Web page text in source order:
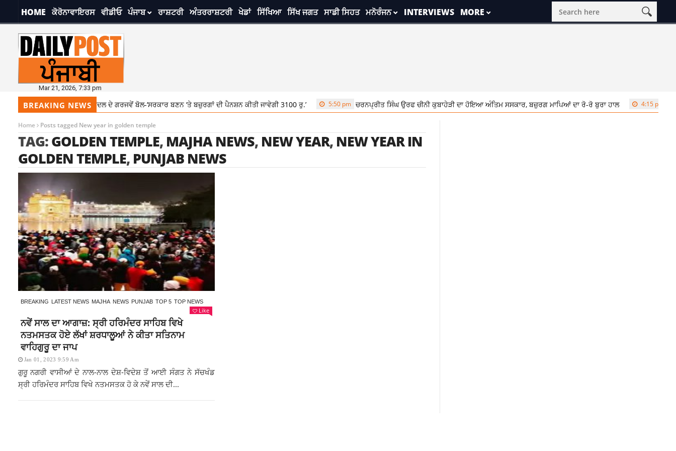
HOME ਕੋਰੋਨਾਵਾਇਰਸ ਵੀਡੀਓ ਪੰਜਾਬ ਰਾਸ਼ਟਰੀ ਅੰਤਰਰਾਸ਼ਟਰੀ ਖੇਡਾਂ ਸਿੱਖਿਆ ਸਿੱਖ ਜਗਤ ਸਾਡੀ ਸਿਹਤ ਮਨੋਰੰਜਨ INTERVIEWS MORE
Mar 21, 2026, 7:33 pm
BREAKING NEWS
‘ਪੰਜਾਬ ਬਚਾਓ’ ਰੈਲੀ ‘ਚ ਸੁਖਬੀਰ ਬਾਦਲ ਦੇ ਗਰਜਵੇਂ ਬੋਲ-‘ਸਰਕਾਰ ਬਣਨ ‘ਤੇ ਬਜ਼ੁਰਗਾਂ ਦੀ ਪੈਨਸ਼ਨ ਕੀਤੀ ਜਾਵੇਗੀ 3100 ਰੁ.’ 5:50 pm ਚਰਨਪ੍ਰੀਤ ਸਿੰਘ ਉਰਫ ਚੀਨੀ ਕੁਬਾਹੇੜੀ ਦਾ ਹੋਇਆ ਅੰਤਿਮ ਸਸਕਾਰ, ਬਜ਼ੁਰਗ ਮਾਪਿਆਂ ਦਾ ਰੋ-ਰੋ ਬੁਰਾ ਹਾਲ 4:15 pm
Home Posts tagged New year in golden temple
TAG:GOLDEN TEMPLE, MAJHA NEWS, NEW YEAR, NEW YEAR IN
GOLDEN TEMPLE, PUNJAB NEWS
BREAKING LATEST NEWS MAJHA NEWS PUNJAB TOP 5 TOP NEWS
Like
ਨਵੇਂ ਸਾਲ ਦਾ ਆਗਾਜ਼: ਸ੍ਰੀ ਹਰਿਮੰਦਰ ਸਾਹਿਬ ਵਿਖੇ
ਨਤਮਸਤਕ ਹੋਏ ਲੱਖਾਂ ਸ਼ਰਧਾਲੂਆਂ ਨੇ ਕੀਤਾ ਸਤਿਨਾਮ
ਵਾਹਿਗੁਰੂ ਦਾ ਜਾਪ
Jan 01, 2023 9:59 Am
ਗੁਰੂ ਨਗਰੀ ਵਾਸੀਆਂ ਦੇ ਨਾਲ-ਨਾਲ ਦੇਸ਼-ਵਿਦੇਸ਼ ਤੋਂ ਆਈ ਸੰਗਤ ਨੇ ਸੱਚਖੰਡ
ਸ੍ਰੀ ਹਰਿਮੰਦਰ ਸਾਹਿਬ ਵਿਖੇ ਨਤਮਸਤਕ ਹੋ ਕੇ ਨਵੇਂ ਸਾਲ ਦੀ...